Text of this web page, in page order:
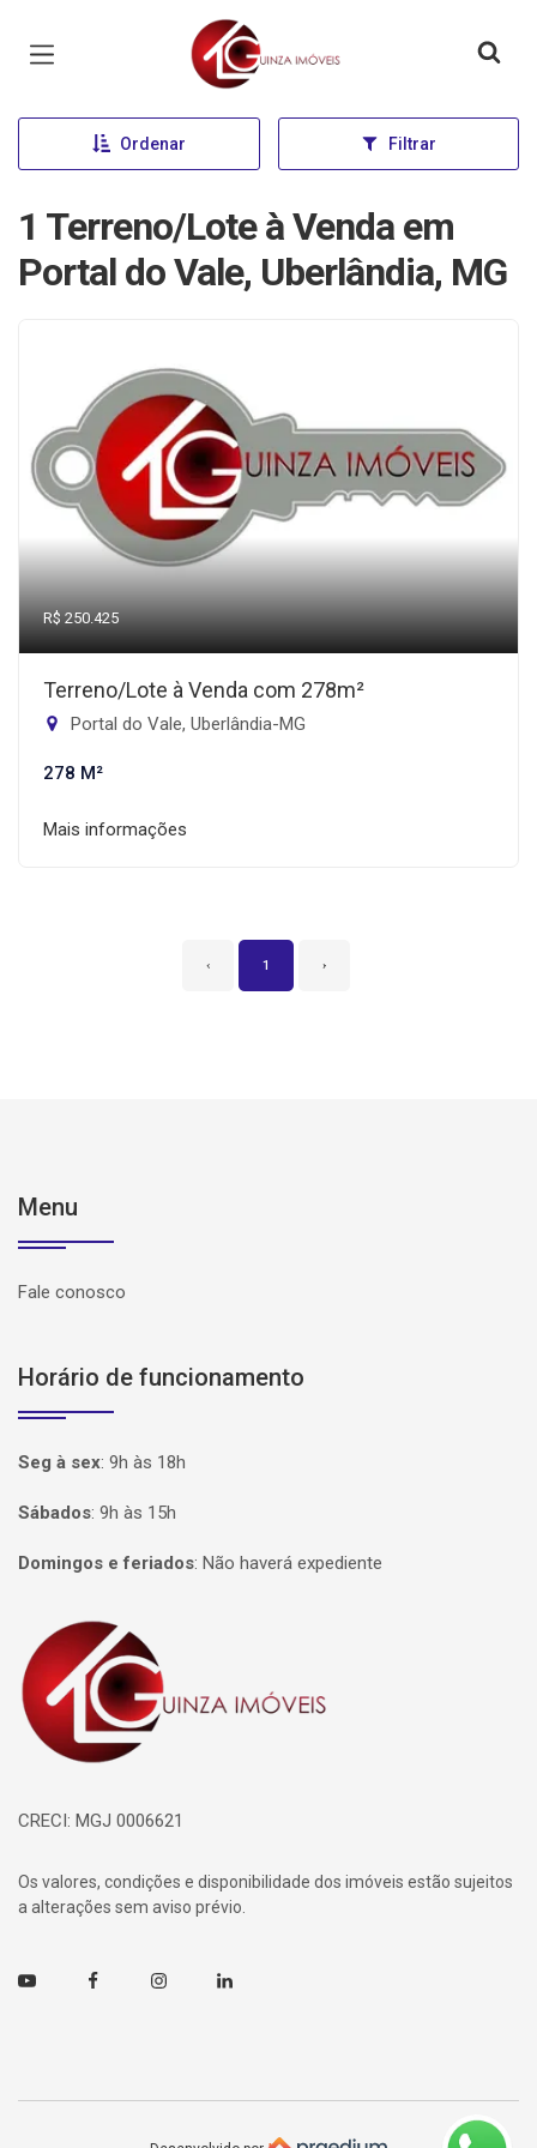
Página inicial
Ordenar Filtrar
1 Terreno/Lote à Venda em
Portal do Vale, Uberlândia, MG
R$ 250.425
Terreno/Lote à Venda com 278m²
Portal do Vale, Uberlândia-MG
278 M²
Mais informações
‹ 1 ›
Menu
Fale conosco
Horário de funcionamento
Seg à sex: 9h às 18h
Sábados: 9h às 15h
Domingos e feriados: Não haverá expediente
Página inicial
CRECI: MGJ 0006621
Os valores, condições e disponibilidade dos imóveis estão sujeitos
a alterações sem aviso prévio.
Youtube FacebookInstagramLinkedin